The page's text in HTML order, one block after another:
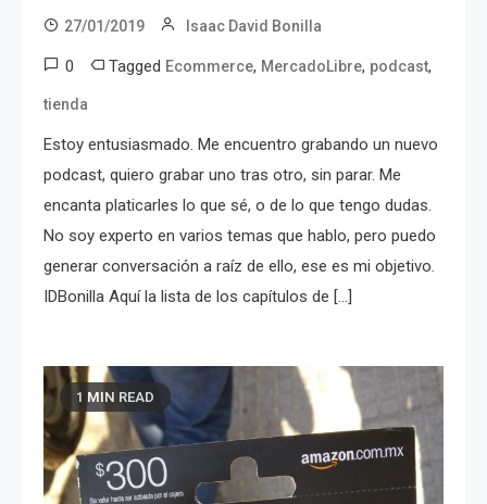
27/01/2019 Isaac David Bonilla
0 Tagged Ecommerce, MercadoLibre, podcast,
tienda
Estoy entusiasmado. Me encuentro grabando un nuevo
podcast, quiero grabar uno tras otro, sin parar. Me
encanta platicarles lo que sé, o de lo que tengo dudas.
No soy experto en varios temas que hablo, pero puedo
generar conversación a raíz de ello, ese es mi objetivo.
IDBonilla Aquí la lista de los capítulos de […]
1 MIN READ